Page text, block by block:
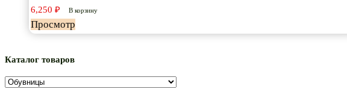
6,250 ₽ В корзину
Просмотр
Каталог товаров